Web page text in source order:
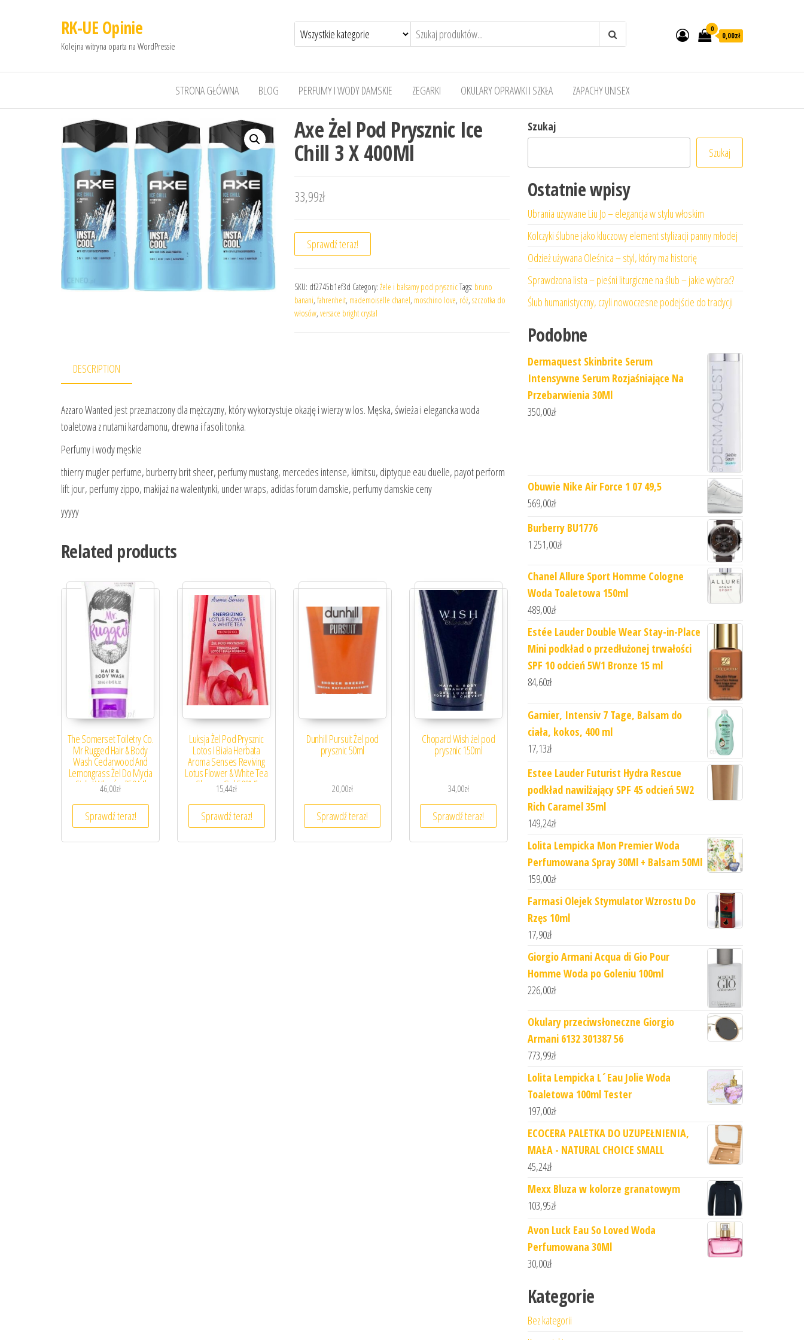
RK-UE Opinie
Kolejna witryna oparta na WordPressie
0
0,00zł
STRONA GŁÓWNA BLOG PERFUMY I WODY DAMSKIE ZEGARKI OKULARY OPRAWKI I SZKŁA ZAPACHY UNISEX
Axe Żel Pod Prysznic Ice
Chill 3 X 400Ml
33,99zł
Sprawdź teraz!
SKU: df2745b1ef3d Category: Żele i balsamy pod prysznicTags: bruno
banani, fahrenheit, mademoiselle chanel, moschino love, róż, szczotka do
włosów, versace bright crystal
DESCRIPTION
Azzaro Wanted jest przeznaczony dla mężczyzny, który wykorzystuje okazję i wierzy w los. Męska, świeża i elegancka woda
toaletowa z nutami kardamonu, drewna i fasoli tonka.
Perfumy i wody męskie
thierry mugler perfume, burberry brit sheer, perfumy mustang, mercedes intense, kimitsu, diptyque eau duelle, payot perform
lift jour, perfumy zippo, makijaż na walentynki, under wraps, adidas forum damskie, perfumy damskie ceny
yyyyy
Related products
The Somerset Toiletry Co.
Mr Rugged Hair & Body
Wash Cedarwood And
Lemongrass Żel Do Mycia
Ciała I Włosów 250 Ml
46,00zł
Sprawdź teraz!
Luksja Żel Pod Prysznic
Lotos I Biała Herbata
Aroma Senses Reviving
Lotus Flower & White Tea
Shower Gel 500Ml
15,44zł
Sprawdź teraz!
Dunhill Pursuit Żel pod
prysznic 50ml
20,00zł
Sprawdź teraz!
Chopard Wish żel pod
prysznic 150ml
34,00zł
Sprawdź teraz!
Szukaj
Szukaj
Ostatnie wpisy
Ubrania używane Liu Jo – elegancja w stylu włoskim
Kolczyki ślubne jako kluczowy element stylizacji panny młodej
Odzież używana Oleśnica – styl, który ma historię
Sprawdzona lista – pieśni liturgiczne na ślub – jakie wybrać?
Ślub humanistyczny, czyli nowoczesne podejście do tradycji
Podobne
Dermaquest Skinbrite Serum
Intensywne Serum Rozjaśniające Na
Przebarwienia 30Ml
350,00zł
Obuwie Nike Air Force 1 07 49,5
569,00zł
Burberry BU1776
1 251,00zł
Chanel Allure Sport Homme Cologne
Woda Toaletowa 150ml
489,00zł
Estée Lauder Double Wear Stay-in-Place
Mini podkład o przedłużonej trwałości
SPF 10 odcień 5W1 Bronze 15 ml
84,60zł
Garnier, Intensiv 7 Tage, Balsam do
ciała, kokos, 400 ml
17,13zł
Estee Lauder Futurist Hydra Rescue
podkład nawilżający SPF 45 odcień 5W2
Rich Caramel 35ml
149,24zł
Lolita Lempicka Mon Premier Woda
Perfumowana Spray 30Ml + Balsam 50Ml
159,00zł
Farmasi Olejek Stymulator Wzrostu Do
Rzęs 10ml
17,90zł
Giorgio Armani Acqua di Gio Pour
Homme Woda po Goleniu 100ml
226,00zł
Okulary przeciwsłoneczne Giorgio
Armani 6132 301387 56
773,99zł
Lolita Lempicka L´Eau Jolie Woda
Toaletowa 100ml Tester
197,00zł
ECOCERA PALETKA DO UZUPEŁNIENIA,
MAŁA - NATURAL CHOICE SMALL
45,24zł
Mexx Bluza w kolorze granatowym
103,95zł
Avon Luck Eau So Loved Woda
Perfumowana 30Ml
30,00zł
Kategorie
Bez kategorii